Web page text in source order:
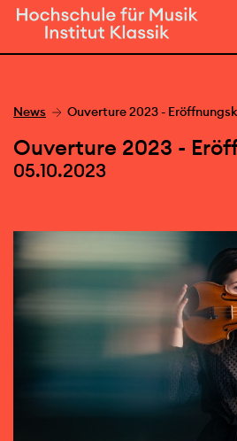
News Ouverture 2023 -
Ouverture 2023 -
05.10.2023